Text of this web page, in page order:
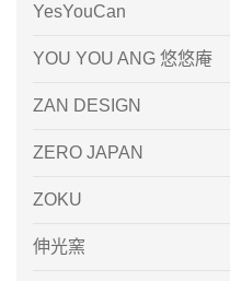
YesYouCan
YOU YOU ANG 悠悠庵
ZAN DESIGN
ZERO JAPAN
ZOKU
伸光窯